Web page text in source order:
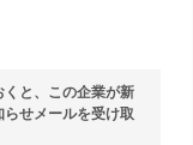
くと、この企業が新
せメールを受け取